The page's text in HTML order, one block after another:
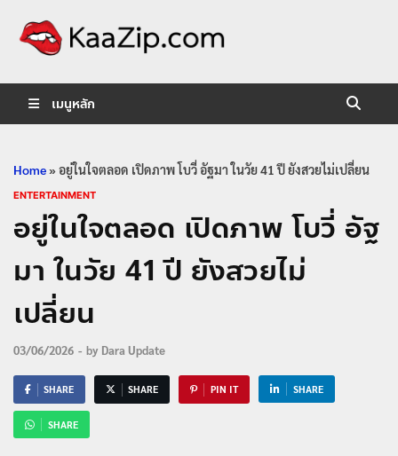
เมนูหลัก
Home»อยู่ในใจตลอด เปิดภาพ โบวี่ อัฐมา ในวัย 41 ปี ยังสวยไม่เปลี่ยน
ENTERTAINMENT
อยู่ในใจตลอด เปิดภาพ โบวี่ อัฐ
มา ในวัย 41 ปี ยังสวยไม่
เปลี่ยน
03/06/2026 - by Dara Update
SHARE SHARE PIN IT SHARE
SHARE